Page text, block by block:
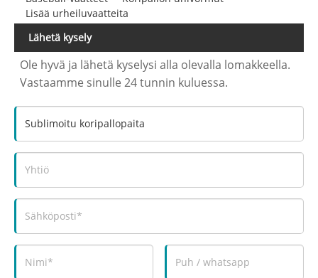
Lisää urheiluvaatteita
Lähetä kysely
Ole hyvä ja lähetä kyselysi alla olevalla lomakkeella.
Vastaamme sinulle 24 tunnin kuluessa.